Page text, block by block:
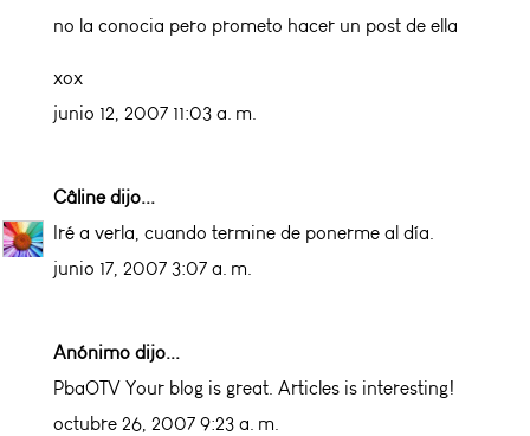
no la conocia pero prometo hacer un post de ella
xox
junio 12, 2007 11:03 a. m.
Câlinedijo...
Iré a verla, cuando termine de ponerme al día.
junio 17, 2007 3:07 a. m.
Anónimo dijo...
PbaOTV Your blog is great. Articles is interesting!
octubre 26, 2007 9:23 a. m.